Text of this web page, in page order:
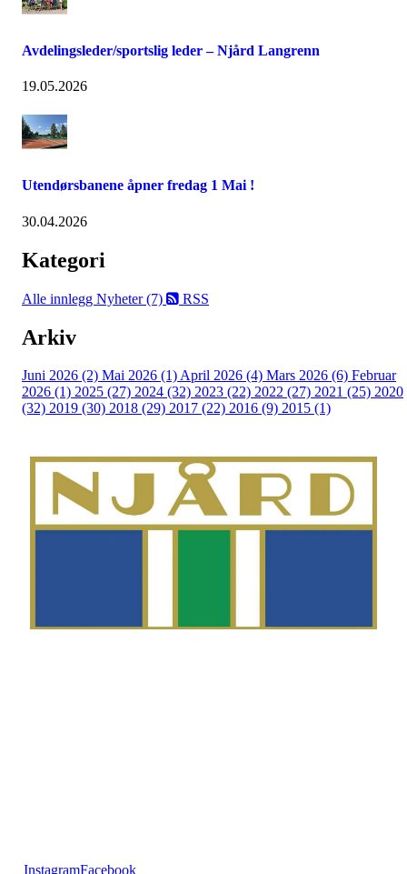
Avdelingsleder/sportslig leder – Njård Langrenn
19.05.2026
Utendørsbanene åpner fredag 1 Mai !
30.04.2026
Kategori
Alle innlegg Nyheter (7) RSS
Arkiv
Juni 2026 (2) Mai 2026 (1)April 2026 (4) Mars 2026 (6) Februar
2026 (1) 2025 (27) 2024 (32) 2023 (22) 2022 (27) 2021 (25) 2020
(32) 2019 (30) 2018 (29) 2017 (22) 2016 (9) 2015 (1)
InstagramFacebook